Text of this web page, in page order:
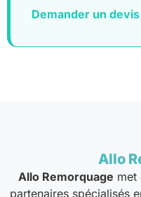
Demander un
Allo
Allo Remorquage met
partenaires spécialisés